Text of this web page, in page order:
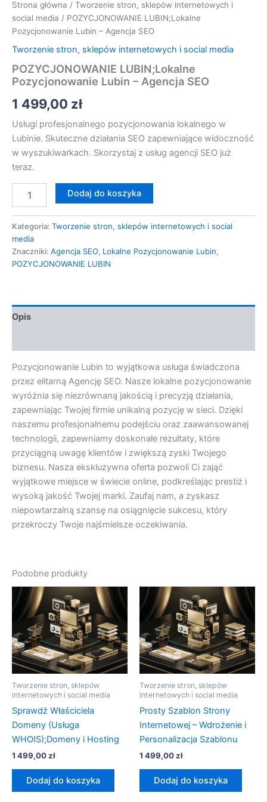
Strona główna / Tworzenie stron, sklepów internetowych i
social media / POZYCJONOWANIE LUBIN;Lokalne
Pozycjonowanie Lubin – Agencja SEO
Tworzenie stron, sklepów internetowych i social media
POZYCJONOWANIE LUBIN;Lokalne
Pozycjonowanie Lubin – Agencja SEO
1 499,00 zł
Usługi profesjonalnego pozycjonowania lokalnego w
Lubinie. Skuteczne działania SEO zapewniające widoczność
w wyszukiwarkach. Skorzystaj z usług agencji SEO już
teraz.
Dodaj do koszyka
Kategoria: Tworzenie stron, sklepów internetowych i social
media
Znaczniki: Agencja SEO, Lokalne Pozycjonowanie Lubin,
POZYCJONOWANIE LUBIN
Opis
Pozycjonowanie Lubin to wyjątkowa usługa świadczona
przez elitarną Agencję SEO. Nasze lokalne pozycjonowanie
wyróżnia się niezrównaną jakością i precyzją działania,
zapewniając Twojej firmie unikalną pozycję w sieci. Dzięki
naszemu profesjonalnemu podejściu oraz zaawansowanej
technologii, zapewniamy doskonałe rezultaty, które
przyciągną uwagę klientów i zwiększą zyski Twojego
biznesu. Nasza ekskluzywna oferta pozwoli Ci zająć
wyjątkowe miejsce w świecie online, podkreślając prestiż i
wysoką jakość Twojej marki. Zaufaj nam, a zyskasz
niepowtarzalną szansę na osiągnięcie sukcesu, który
przekroczy Twoje najśmielsze oczekiwania.
Podobne produkty
Tworzenie stron, sklepów
internetowych i social media
Sprawdź Właściciela
Domeny (Usługa
WHOIS);Domeny i Hosting
1 499,00zł
Dodaj do koszyka
Tworzenie stron, sklepów
internetowych i social media
Prosty Szablon Strony
Internetowej – Wdrożenie i
Personalizacja Szablonu
1 499,00zł
Dodaj do koszyka